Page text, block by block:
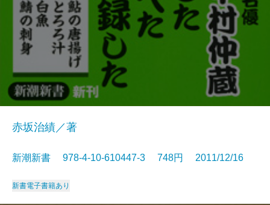
赤坂治績／著
新潮新書 978-4-10-610447-3 748円 2011/12/16
新書電子書籍あり